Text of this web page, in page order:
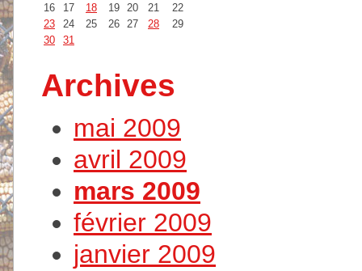
16
17 18 19 20 21
22
23
24 25 26 27 28
29
30
31
Archives
mai 2009
avril 2009
mars 2009
février 2009
janvier 2009